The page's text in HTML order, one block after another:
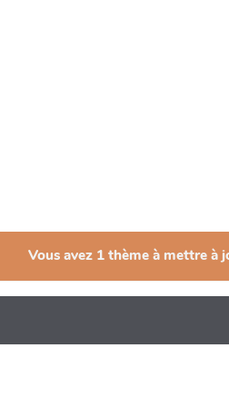
Vous avez 1 thème à mettre à